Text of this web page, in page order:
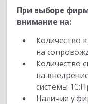
При выборе
внимание на:
Количество
на
Количество
на
системы
Наличие у